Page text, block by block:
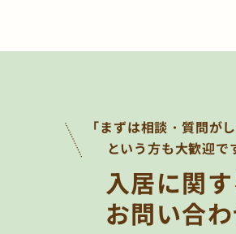
「まずは相談・質問がし
という方も大歓迎で
入居に関
お問い合